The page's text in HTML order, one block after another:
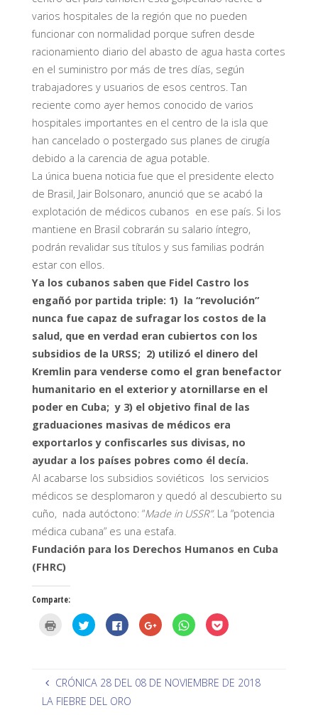
varios hospitales de la región que no pueden
funcionar con normalidad porque sufren desde
racionamiento diario del abasto de agua hasta cortes
en el suministro por más de tres días, según
trabajadores y usuarios de esos centros. Tan
reciente como ayer hemos conocido de varios
hospitales importantes en el centro de la isla que
han cancelado o postergado sus planes de cirugía
debido a la carencia de agua potable.
La única buena noticia fue que el presidente electo
de Brasil, Jair Bolsonaro, anunció que se acabó la
explotación de médicos cubanos en ese país. Si los
mantiene en Brasil cobrarán su salario íntegro,
podrán revalidar sus títulos y sus familias podrán
estar con ellos.
Ya los cubanos saben que Fidel Castro los
engañó por partida triple: 1) la “revolución”
nunca fue capaz de sufragar los costos de la
salud, que en verdad eran cubiertos con los
subsidios de la URSS; 2) utilizó el dinero del
Kremlin para venderse como el gran benefactor
humanitario en el exterior y atornillarse en el
poder en Cuba; y 3) el objetivo final de las
graduaciones masivas de médicos era
exportarlos y confiscarles sus divisas, no
ayudar a los países pobres como él decía.
Al acabarse los subsidios soviéticos los servicios
médicos se desplomaron y quedó al descubierto su
cuño, nada autóctono: “Made in USSR”. La “potencia
médica cubana” es una estafa.
Fundación para los Derechos Humanos en Cuba
(FHRC)
Comparte:
p
a
r
a
H
a
p
a
r
a
H
a
p
a
r
a
H
a
p
a
H
a
p
a
H
a
p
a
CRÓNICA 28 DEL 08 DE NOVIEMBRE DE 2018
LA FIEBRE DEL ORO